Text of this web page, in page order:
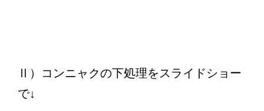
Ⅱ）コンニャクの下処理をスライドショー
で↓